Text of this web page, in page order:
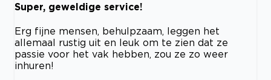
Super, geweldige service!
Erg fijne mensen, behulpzaam, leggen het
allemaal rustig uit en leuk om te zien dat ze
passie voor het vak hebben, zou ze zo weer
inhuren!